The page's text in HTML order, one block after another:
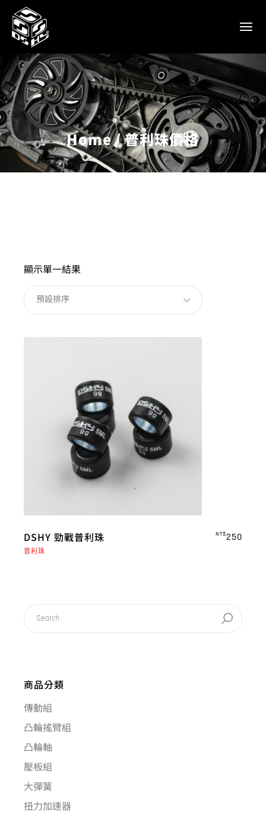
Home 普利珠價格
顯示單一結果
預設排序
DSHY 勁戰普利珠 NT$250
普利珠
商品分類
傳動組
凸輪搖臂組
凸輪軸
壓板組
大彈簧
扭力加速器